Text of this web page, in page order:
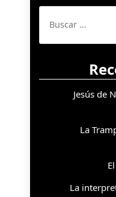
Buscar:
Jesús de
La
La